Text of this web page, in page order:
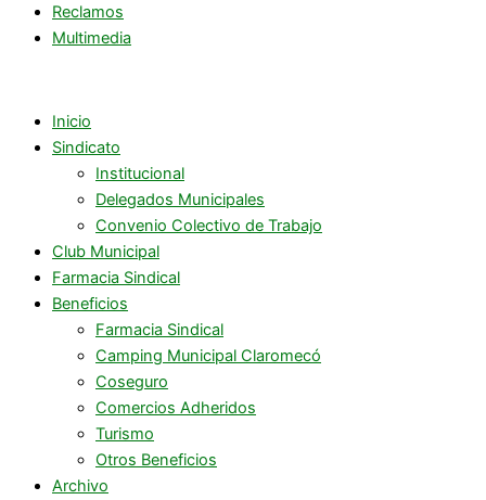
Reclamos
Multimedia
Inicio
Sindicato
Institucional
Delegados Municipales
Convenio Colectivo de Trabajo
Club Municipal
Farmacia Sindical
Beneficios
Farmacia Sindical
Camping Municipal Claromecó
Coseguro
Comercios Adheridos
Turismo
Otros Beneficios
Archivo